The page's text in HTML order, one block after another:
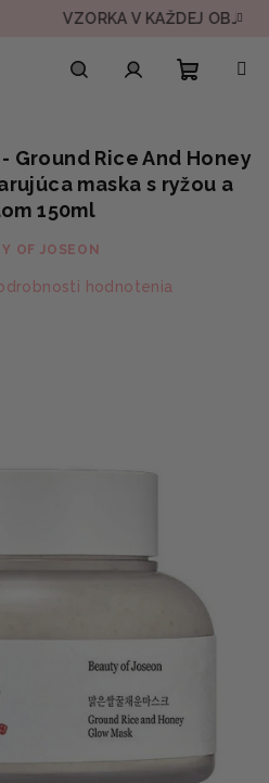
VZORKA V KAŽDEJ OBJEDNÁVKE
košík
- Ground Rice And Honey
maska s ryžou a
150ml
OF JOSEON
hodnotenia